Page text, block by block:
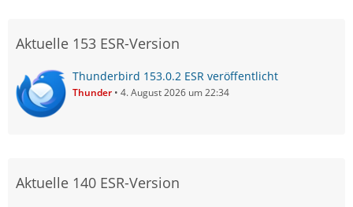
Aktuelle 153 ESR-Version
Thunderbird 153.0.2 ESR veröffentlicht
Thunder 4. August 2026 um 22:34
Aktuelle 140 ESR-Version